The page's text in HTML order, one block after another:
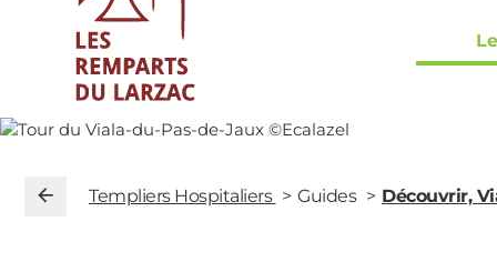
Mini-
site
Templiers Hospitaliers Guides Découvrir,